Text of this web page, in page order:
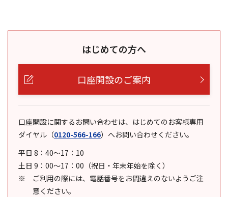
はじめての方へ
口座開設のご案内
口座開設に関するお問い合わせは、はじめてのお客様専用
ダイヤル （0120-566-166） へお問い合わせください。
平日 8：40～17：10
土日 9：00～17：00（祝日・年末年始を除く）
ご利用の際には、電話番号をお間違えのないようご注
意ください。